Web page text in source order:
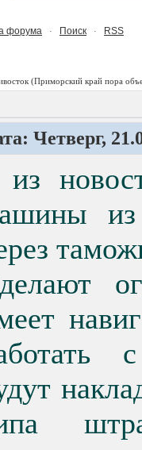
форума · Поиск · RSS
(Приморский край пора
Четверг,